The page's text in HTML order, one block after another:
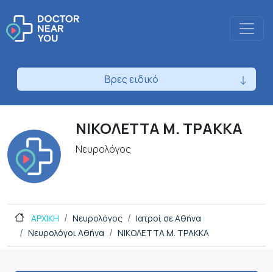
Βρες ειδικό
ΝΙΚΟΛΕΤΤΑ Μ. ΤΡΑΚΚΑ
Νευρολόγος
ΑΡΧΙΚΗ Νευρολόγος
Ιατροί σε Αθήνα
Νευρολόγοι Αθήνα
ΝΙΚΟΛΕΤΤΑ Μ. ΤΡΑΚΚΑ